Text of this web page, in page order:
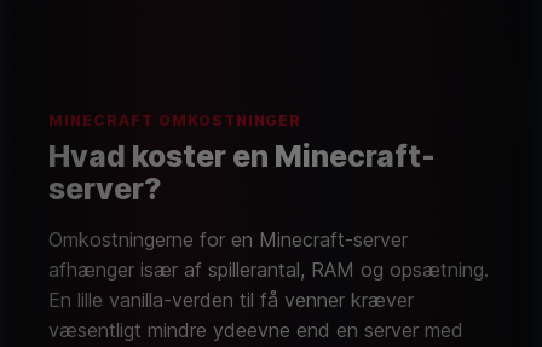
MINECRAFT OMKOSTNINGER
Hvad koster en Minecraft-
server?
Omkostningerne for en Minecraft-server
afhænger især af spillerantal, RAM og opsætning.
En lille vanilla-verden til få venner kræver
væsentligt mindre ydeevne end en server med